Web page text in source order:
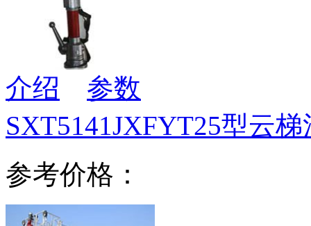
介绍
参数
SXT5141JXFYT25型云
参考价格：